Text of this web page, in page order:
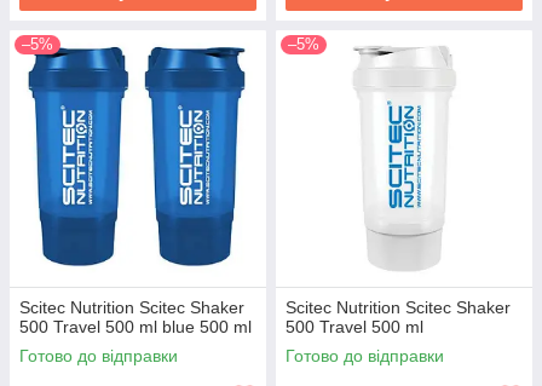
–5%
Scitec Nutrition Scitec Shaker
500 Travel 500 ml blue 500 ml
Готово до відправки
–5%
Scitec Nutrition Scitec Shaker
500 Travel 500 ml
Готово до відправки